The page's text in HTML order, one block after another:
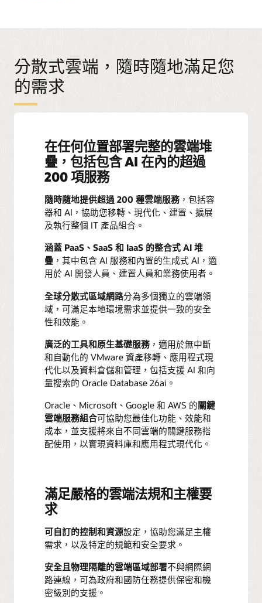
散
基
礎
架
構
的
Magic
Quadrant™
分散式雲端，隨時隨地滿足您
的需求
在任何位置部署完整的雲端堆
疊，包括包含 AI 在內的超過
200 項服務
隨時隨地提供超過 200 種雲端服務，包括容
器和 AI，協助您移轉、現代化、建置、擴展
及執行整個 IT 產品組合。
涵蓋 PaaS、SaaS 和 IaaS 的整合式 AI 堆
疊，其中包含 AI 服務和內置的生成式 AI，適
用於 AI 開發人員、建置人員和業務使用者。
全球分散式區域網路分為多個獨立的雲端領
域，可滿足本地環境需求並提供一致的安全
性和效能。
廣泛的工具和原生基礎服務，適用於無中斷
和自動化的 VMware 資產移轉、應用程式現
代化以及資料倉儲和管理，包括支援 AI 和向
量搜索的 Oracle Database 26ai。
Oracle、Microsoft、Google 和 AWS 的關鍵
雲端服務組合可協助您最佳化功能、效能和
成本，並支援將來自不同雲端的關鍵服務搭
配使用，以實現資料庫和應用程式現代化。
滿足嚴格的雲端法規和主權要
求
可自訂的控制和資源設定，協助您滿足主權
需求，以及特定的規範和安全要求。
安全且物理隔離的雲端區域部署不與網際網
路連線，可為政府和國防任務提供保密和機
密級別的支援。